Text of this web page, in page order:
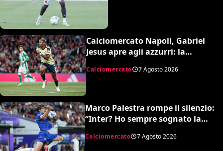
Calciomercato Napoli, Gabriel
Jesus apre agli azzurri: la
Calciomercato 7 Agosto 2026
Marco Palestra rompe il silenzio:
“Inter? Ho sempre sognato la
Premier League e il Chelsea”
Calciomercato 7 Agosto 2026